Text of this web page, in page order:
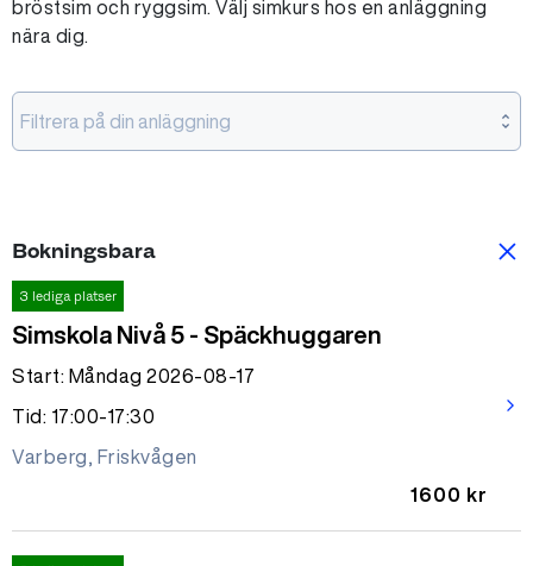
bröstsim och ryggsim. Välj simkurs hos en anläggning
nära dig.
Filtrera på din anläggning
Bokningsbara
3 lediga platser
Simskola Nivå 5 - Späckhuggaren
Start: Måndag 2026-08-17
Tid: 17:00-17:30
Varberg, Friskvågen
1600 kr
arrow_forward_ios